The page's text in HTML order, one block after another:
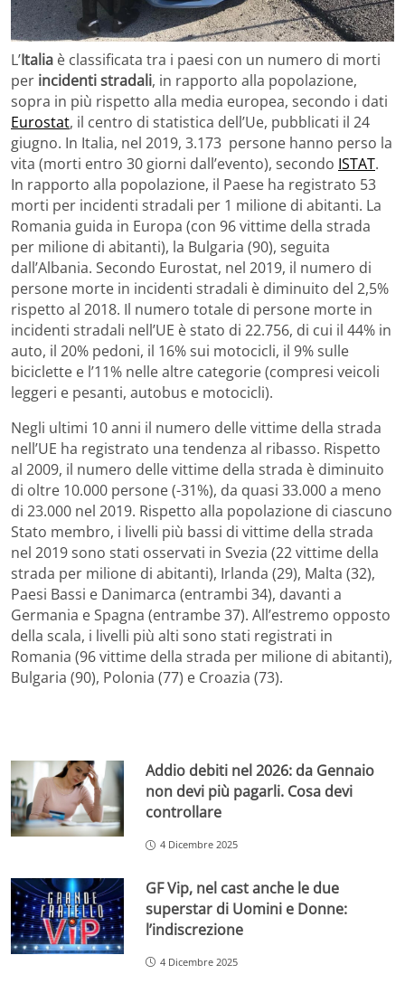
L’Italia è classificata tra i paesi con un numero di morti
per incidenti stradali, in rapporto alla popolazione,
sopra in più rispetto alla media europea, secondo i dati
Eurostat, il centro di statistica dell’Ue, pubblicati il 24
giugno. In Italia, nel 2019, 3.173 persone hanno perso la
vita (morti entro 30 giorni dall’evento), secondo ISTAT.
In rapporto alla popolazione, il Paese ha registrato 53
morti per incidenti stradali per 1 milione di abitanti. La
Romania guida in Europa (con 96 vittime della strada
per milione di abitanti), la Bulgaria (90), seguita
dall’Albania. Secondo Eurostat, nel 2019, il numero di
persone morte in incidenti stradali è diminuito del 2,5%
rispetto al 2018. Il numero totale di persone morte in
incidenti stradali nell’UE è stato di 22.756, di cui il 44% in
auto, il 20% pedoni, il 16% sui motocicli, il 9% sulle
biciclette e l’11% nelle altre categorie (compresi veicoli
leggeri e pesanti, autobus e motocicli).
Negli ultimi 10 anni il numero delle vittime della strada
nell’UE ha registrato una tendenza al ribasso. Rispetto
al 2009, il numero delle vittime della strada è diminuito
di oltre 10.000 persone (-31%), da quasi 33.000 a meno
di 23.000 nel 2019. Rispetto alla popolazione di ciascuno
Stato membro, i livelli più bassi di vittime della strada
nel 2019 sono stati osservati in Svezia (22 vittime della
strada per milione di abitanti), Irlanda (29), Malta (32),
Paesi Bassi e Danimarca (entrambi 34), davanti a
Germania e Spagna (entrambe 37). All’estremo opposto
della scala, i livelli più alti sono stati registrati in
Romania (96 vittime della strada per milione di abitanti),
Bulgaria (90), Polonia (77) e Croazia (73).
Addio debiti nel 2026: da Gennaio
non devi più pagarli. Cosa devi
controllare
4 Dicembre 2025
GF Vip, nel cast anche le due
superstar di Uomini e Donne:
l’indiscrezione
4 Dicembre 2025